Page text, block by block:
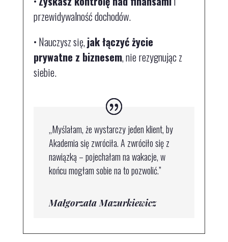
przewidywalność dochodów.
• Nauczysz się,jak łączyć życie
prywatne z biznesem, nie rezygnując z
siebie.
„Myślałam, że wystarczy jeden klient, by
Akademia się zwróciła. A zwróciło się z
nawiązką – pojechałam na wakacje, w
końcu mogłam sobie na to pozwolić.”
Małgorzata Mazurkiewicz